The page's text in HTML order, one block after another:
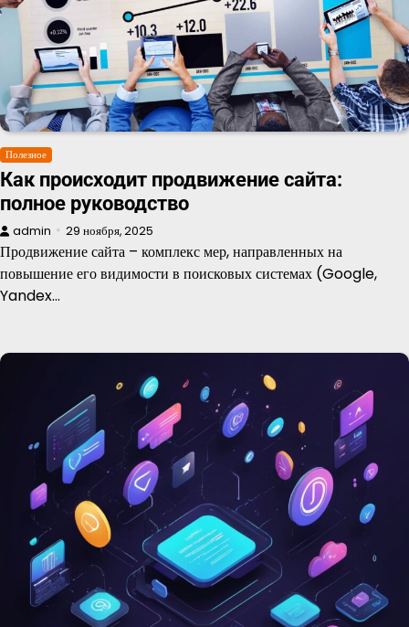
Полезное
Как происходит продвижение сайта:
полное руководство
admin 29 ноября, 2025
Продвижение сайта – комплекс мер, направленных на
повышение его видимости в поисковых системах (Google,
Yandex…